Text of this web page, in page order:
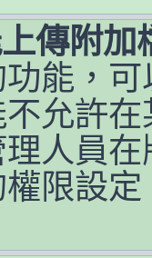
傳附加
能，
允許
人員
限設